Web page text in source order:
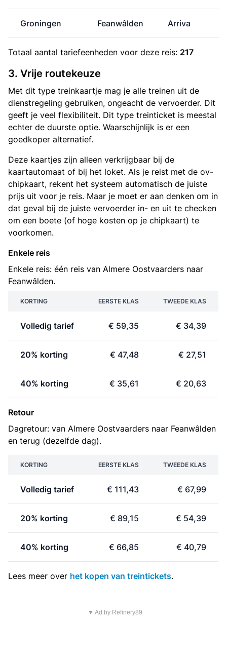
Groningen Feanwâlden Arriva
Totaal aantal tariefeenheden voor deze reis: 217
3. Vrije routekeuze
Met dit type treinkaartje mag je alle treinen uit de
dienstregeling gebruiken, ongeacht de vervoerder. Dit
geeft je veel flexibiliteit. Dit type treinticket is meestal
echter de duurste optie. Waarschijnlijk is er een
goedkoper alternatief.
Deze kaartjes zijn alleen verkrijgbaar bij de
kaartautomaat of bij het loket. Als je reist met de ov-
chipkaart, rekent het systeem automatisch de juiste
prijs uit voor je reis. Maar je moet er aan denken om in
dat geval bij de juiste vervoerder in- en uit te checken
om een boete (of hoge kosten op je chipkaart) te
voorkomen.
Enkele reis
Enkele reis: één reis van Almere Oostvaarders naar
Feanwâlden.
KORTING EERSTE KLAS TWEEDE KLAS
Volledig tarief € 59,35 € 34,39
20% korting € 47,48 € 27,51
40% korting € 35,61 € 20,63
Retour
Dagretour: van Almere Oostvaarders naar Feanwâlden
en terug (dezelfde dag).
KORTING EERSTE KLAS TWEEDE KLAS
Volledig tarief € 111,43 € 67,99
20% korting € 89,15 € 54,39
40% korting € 66,85 € 40,79
Lees meer over het kopen van treintickets.
▼ Ad by Refinery89